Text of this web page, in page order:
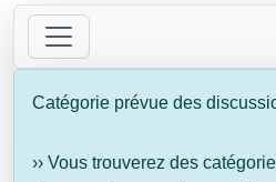
Catégorie prévue des
›› Vous trouverez des